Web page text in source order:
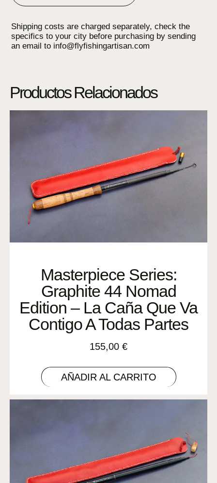
Shipping costs are charged separately, check the
specifics to your city before purchasing by sending
an email to info@flyfishingartisan.com
Productos Relacionados
Masterpiece Series:
Graphite 44 Nomad
Edition – La Caña Que Va
Contigo A Todas Partes
155,00 €
AÑADIR AL CARRITO